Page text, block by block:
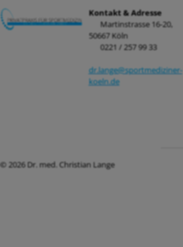
Kontakt & Adresse
Martinstrasse 16-20,
50667 Köln
0221 / 257 99 33
dr.lange@sportmediziner-
koeln.de
© 2026 Dr. med. Christian Lange